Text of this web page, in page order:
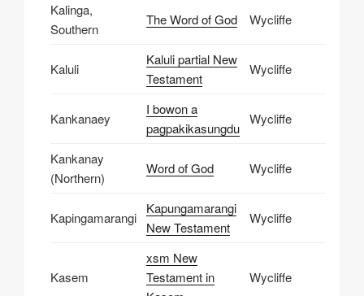
Kalinga,
Southern
The Word of God Wycliffe
Kaluli
Kaluli partial New
Testament
Wycliffe
Kankanaey
I bowon a
pagpakikasungdu
Wycliffe
Kankanay
(Northern)
Word of God Wycliffe
Kapingamarangi
Kapungamarangi
New Testament
Wycliffe
Kasem
xsm New
Testament in
Wycliffe